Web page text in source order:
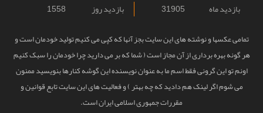
بازدید ماه
31905 بازدید روز 1558
تمامی عکسها و نوشته های این سایت بجز آنها که کپی می کنیم تولید خودمان است و
هر گونه بهره برداری از آن مجاز است ( شما که بر می دارید چرا خودمان را سبک کنیم
اونم تو این گرونی فقط اسم ما به عنوان نویسنده این گوشه کنارها بنویسید ممنون
می شوم اگر لینک هم دادید که چه بهتر ) و فعالیت های این سایت تابع قوانین و
مقررات جمهوری اسلامی ایران است.